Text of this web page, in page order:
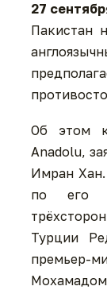
27
Пакистан
Об этом
Anadolu,
Имран Хан.
по его
Турции
премьер-